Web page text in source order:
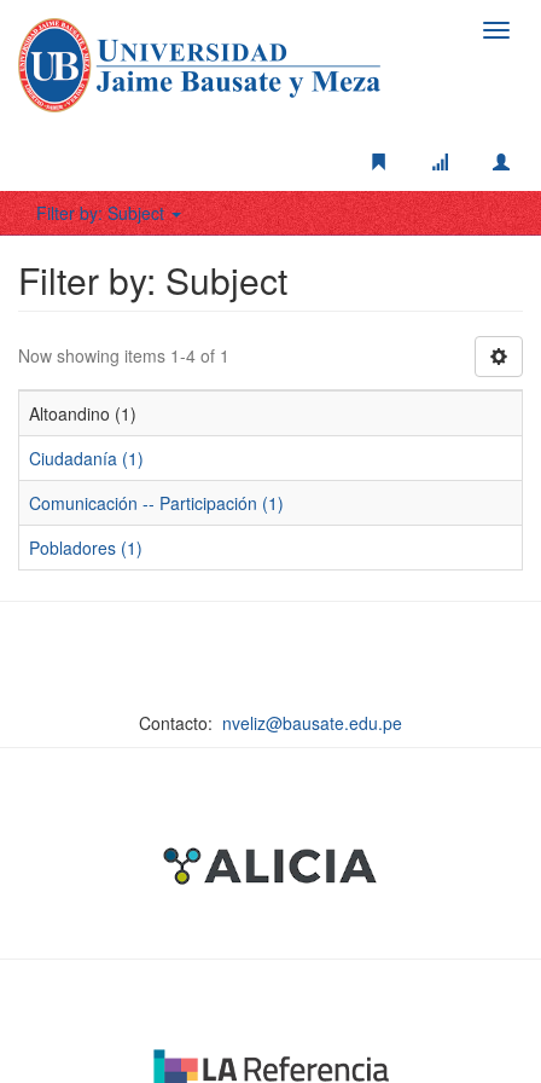
Filter by: Subject
Filter by: Subject
Now showing items 1-4 of 1
Altoandino (1)
Ciudadanía (1)
Comunicación -- Participación (1)
Pobladores (1)
Contacto: nveliz@bausate.edu.pe